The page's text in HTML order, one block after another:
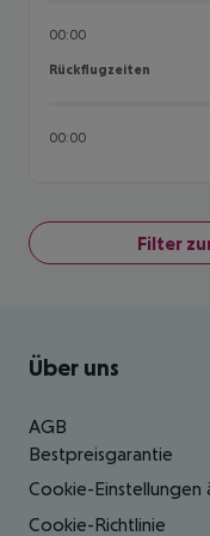
00:00
Rückflugzeiten
Rückflugzeiten
00:00
Filter
Footer
Über uns
AGB
Bestpreisgarantie
Cookie-Einstellungen
Cookie-Richtlinie